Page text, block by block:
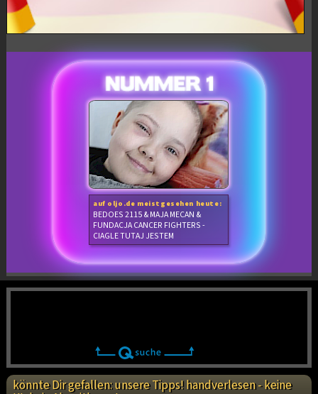
auf oljo.de meistgesehen heute:
BEDOES 2115 & MAJA MECAN &
FUNDACJA CANCER FIGHTERS -
CIAGLE TUTAJ JESTEM
könnte Dir gefallen: unsere Tipps! handverlesen - keine